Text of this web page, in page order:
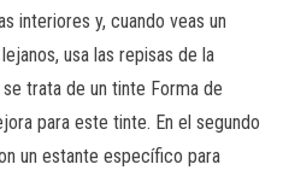
interiores y, cuando veas un
usa las repisas de la
trata de un tinte Forma de
para este tinte. En el segundo
un estante específico para